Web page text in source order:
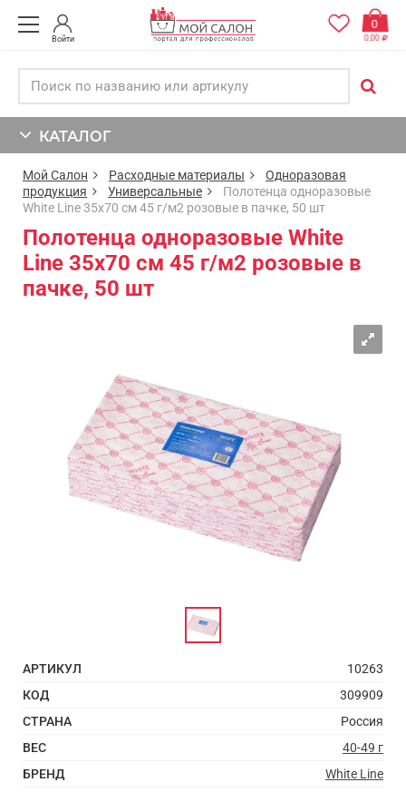
Войти
0
0,00
КАТАЛОГ
Мой Салон Расходные материалы
Одноразовая
продукция
Универсальные
Полотенца одноразовые
White Line 35х70 см 45 г/м2 розовые в пачке, 50 шт
Полотенца одноразовые White
Line 35х70 см 45 г/м2 розовые в
пачке, 50 шт
АРТИКУЛ
10263
КОД
309909
СТРАНА
Россия
ВЕС
40-49 г
БРЕНД
White Line